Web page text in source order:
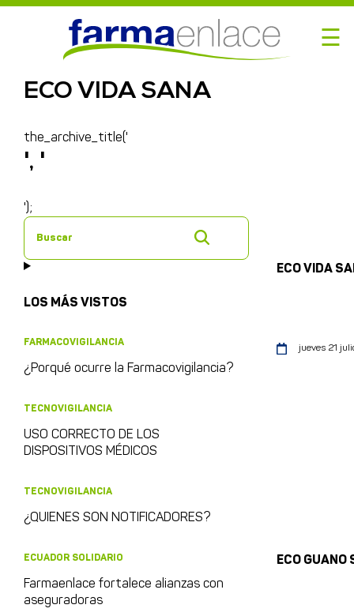
☰
ECO VIDA SANA
the_archive_title('
', '
');
Buscar
LOS MÁS VISTOS
FARMACOVIGILANCIA
¿Porqué ocurre la Farmacovigilancia?
TECNOVIGILANCIA
USO CORRECTO DE LOS
DISPOSITIVOS MÉDICOS
TECNOVIGILANCIA
¿QUIENES SON NOTIFICADORES?
ECUADOR SOLIDARIO
Farmaenlace fortalece alianzas con
aseguradoras
ECO VIDA
jueves 21
ECO GUANO